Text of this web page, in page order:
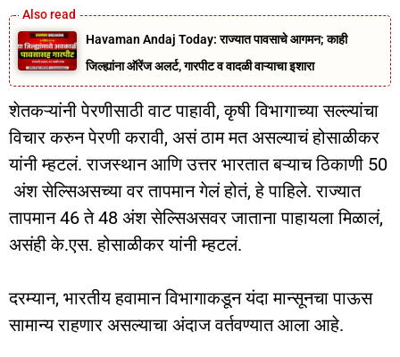
Havaman Andaj Today: राज्यात पावसाचे आगमन; काही
जिल्ह्यांना ऑरेंज अलर्ट, गारपीट व वादळी वाऱ्याचा इशारा
शेतकऱ्यांनी पेरणीसाठी वाट पाहावी, कृषी विभागाच्या सल्ल्यांचा
विचार करुन पेरणी करावी, असं ठाम मत असल्याचं होसाळीकर
यांनी म्हटलं. राजस्थान आणि उत्तर भारतात बऱ्याच ठिकाणी 50
अंश सेल्सिअसच्या वर तापमान गेलं होतं, हे पाहिले. राज्यात
तापमान 46 ते 48 अंश सेल्सिअसवर जाताना पाहायला मिळालं,
असंही के.एस. होसाळीकर यांनी म्हटलं.
दरम्यान, भारतीय हवामान विभागाकडून यंदा मान्सूनचा पाऊस
सामान्य राहणार असल्याचा अंदाज वर्तवण्यात आला आहे.